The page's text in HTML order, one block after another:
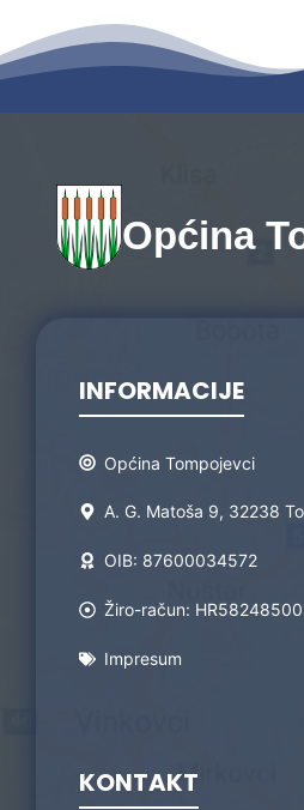
Općina
INFORMACIJE
Općina Tompojevci
A. G. Matoša 9, 32238
OIB: 87600034572
Žiro-račun:
Impresum
KONTAKT